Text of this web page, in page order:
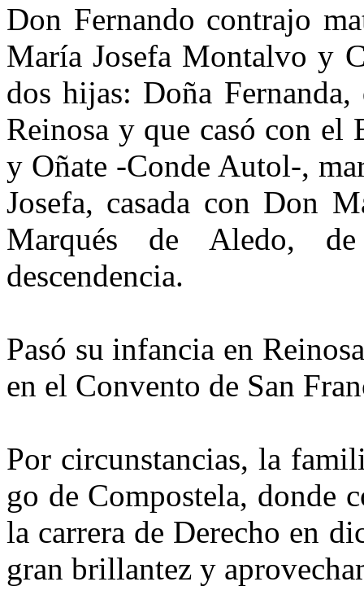
Don Fernando contrajo
María Josefa Montalvo y
dos hijas: Doña
Reinosa y que casó con el
y Oñate -Conde Autol-,
Josefa, ca­sada con Don
Marqués de Aledo,
descendencia.
Pasó su infancia en
en el Convento de San
Por circunstancias, la
go de Compostela, donde
la carrera de Derecho en
gran brillantez y